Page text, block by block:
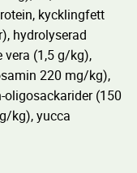
kycklingfett
hydrolyserad
vera (1,5 g/kg),
220 mg/kg),
(150
kg), yucca